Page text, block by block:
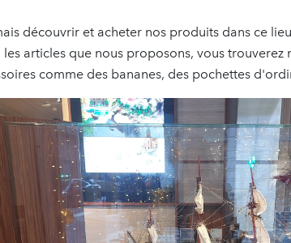
découvrir et acheter nos produits dans ce
articles que nous proposons, vous trouverez
comme des bananes, des pochettes